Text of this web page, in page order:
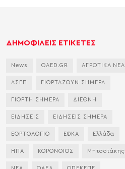
ΔΗΜΟΦΙΛΕΙΣ ΕΤΙΚΕΤΕΣ
News OAED.GR ΑΓΡΟΤΙΚΑ ΝΕΑ
ΑΣΕΠ ΓΙΟΡΤΑΖΟΥΝ ΣΗΜΕΡΑ
ΓΙΟΡΤΗ ΣΗΜΕΡΑ ΔΙΕΘΝΗ
ΕΙΔΗΣΕΙΣ ΕΙΔΗΣΕΙΣ ΣΗΜΕΡΑ
ΕΟΡΤΟΛΟΓΙΟ ΕΦΚΑ Ελλάδα
ΗΠΑ ΚΟΡΟΝΟΙΟΣ Μητσοτάκης